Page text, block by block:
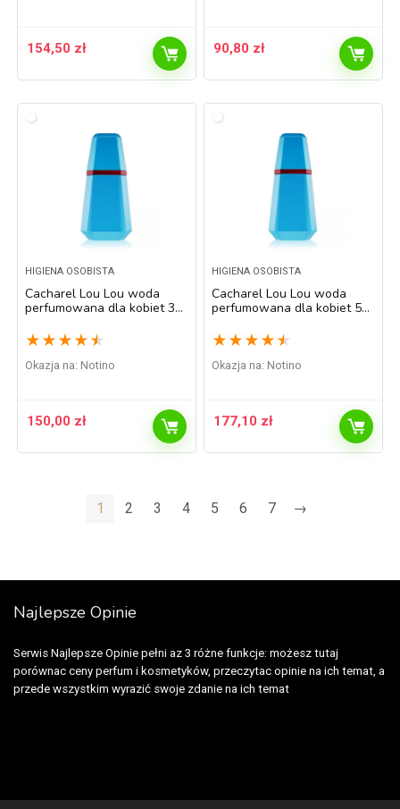
154,50 zł 90,80 zł
HIGIENA OSOBISTA
Cacharel Lou Lou woda
perfumowana dla kobiet 30
★ ★ ★ ★ ★
Okazja na: Notino
150,00 zł
HIGIENA OSOBISTA
Cacharel Lou Lou woda
perfumowana dla kobiet 50
★ ★ ★ ★ ★
Okazja na: Notino
177,10 zł
1 2 3 4 5 6 7 →
Najlepsze Opinie
Serwis Najlepsze Opinie pełni az 3 różne funkcje: możesz tutaj
porównac ceny perfum i kosmetyków, przeczytac opinie na ich temat, a
przede wszystkim wyrazić swoje zdanie na ich temat